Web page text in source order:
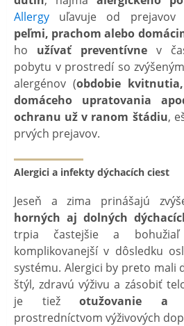
Allergy uľavuje od prejavov
peľmi, prachom alebo
ho užívať preventívne v
pobytu v prostredí so
alergénov (obdobie
domáceho upratovania
ochranu už v ranom štádiu,
prvých prejavov.
Alergici a infekty dýchacích ciest
Jeseň a zima prinášajú
horných aj dolných
trpia častejšie a
komplikovanejší v dôsledku
systému. Alergici by preto mali
štýl, zdravú výživu a zásobiť
je tiežotužovanie a
prostredníctvom výživových